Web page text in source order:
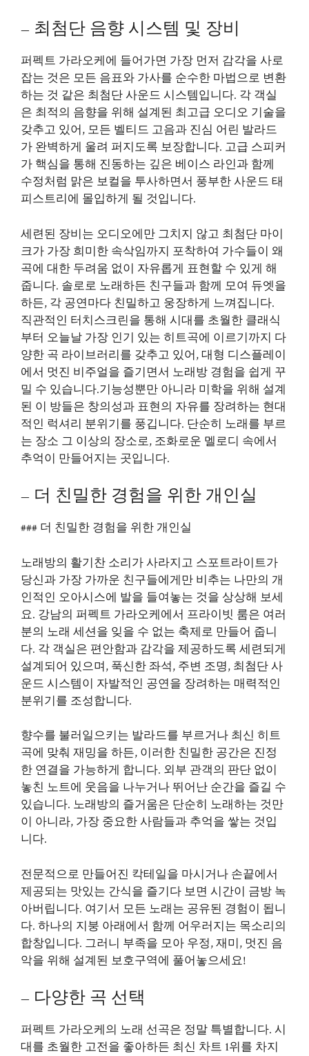
– 최첨단 음향 시스템 및 장비
퍼펙트 가라오케에 들어가면 가장 먼저 감각을 사로
잡는 것은 모든 음표와 가사를 순수한 마법으로 변환
하는 것 같은 최첨단 사운드 시스템입니다. 각 객실
은 최적의 음향을 위해 설계된 최고급 오디오 기술을
갖추고 있어, 모든 벨티드 고음과 진심 어린 발라드
가 완벽하게 울려 퍼지도록 보장합니다. 고급 스피커
가 핵심을 통해 진동하는 깊은 베이스 라인과 함께
수정처럼 맑은 보컬을 투사하면서 풍부한 사운드 태
피스트리에 몰입하게 될 것입니다.
세련된 장비는 오디오에만 그치지 않고 최첨단 마이
크가 가장 희미한 속삭임까지 포착하여 가수들이 왜
곡에 대한 두려움 없이 자유롭게 표현할 수 있게 해
줍니다. 솔로로 노래하든 친구들과 함께 모여 듀엣을
하든, 각 공연마다 친밀하고 웅장하게 느껴집니다.
직관적인 터치스크린을 통해 시대를 초월한 클래식
부터 오늘날 가장 인기 있는 히트곡에 이르기까지 다
양한 곡 라이브러리를 갖추고 있어, 대형 디스플레이
에서 멋진 비주얼을 즐기면서 노래방 경험을 쉽게 꾸
밀 수 있습니다.기능성뿐만 아니라 미학을 위해 설계
된 이 방들은 창의성과 표현의 자유를 장려하는 현대
적인 럭셔리 분위기를 풍깁니다. 단순히 노래를 부르
는 장소 그 이상의 장소로, 조화로운 멜로디 속에서
추억이 만들어지는 곳입니다.
– 더 친밀한 경험을 위한 개인실
### 더 친밀한 경험을 위한 개인실
노래방의 활기찬 소리가 사라지고 스포트라이트가
당신과 가장 가까운 친구들에게만 비추는 나만의 개
인적인 오아시스에 발을 들여놓는 것을 상상해 보세
요. 강남의 퍼펙트 가라오케에서 프라이빗 룸은 여러
분의 노래 세션을 잊을 수 없는 축제로 만들어 줍니
다. 각 객실은 편안함과 감각을 제공하도록 세련되게
설계되어 있으며, 푹신한 좌석, 주변 조명, 최첨단 사
운드 시스템이 자발적인 공연을 장려하는 매력적인
분위기를 조성합니다.
향수를 불러일으키는 발라드를 부르거나 최신 히트
곡에 맞춰 재밍을 하든, 이러한 친밀한 공간은 진정
한 연결을 가능하게 합니다. 외부 관객의 판단 없이
놓친 노트에 웃음을 나누거나 뛰어난 순간을 즐길 수
있습니다. 노래방의 즐거움은 단순히 노래하는 것만
이 아니라, 가장 중요한 사람들과 추억을 쌓는 것입
니다.
전문적으로 만들어진 칵테일을 마시거나 손끝에서
제공되는 맛있는 간식을 즐기다 보면 시간이 금방 녹
아버립니다. 여기서 모든 노래는 공유된 경험이 됩니
다. 하나의 지붕 아래에서 함께 어우러지는 목소리의
합창입니다. 그러니 부족을 모아 우정, 재미, 멋진 음
악을 위해 설계된 보호구역에 풀어놓으세요!
– 다양한 곡 선택
퍼펙트 가라오케의 노래 선곡은 정말 특별합니다. 시
대를 초월한 고전을 좋아하든 최신 차트 1위를 차지